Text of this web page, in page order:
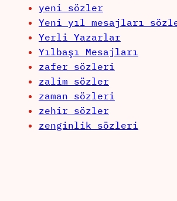
yeni sözler
Yeni yıl mesajları
Yerli Yazarlar
Yılbaşı Mesajları
zafer sözleri
zalim sözler
zaman sözleri
zehir sözler
zenginlik sözleri